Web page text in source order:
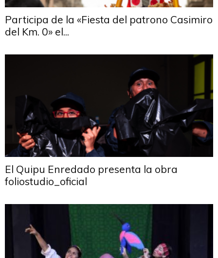
Participa de la «Fiesta del patrono Casimiro
del Km. 0» el...
El Quipu Enredado presenta la obra
foliostudio_oficial